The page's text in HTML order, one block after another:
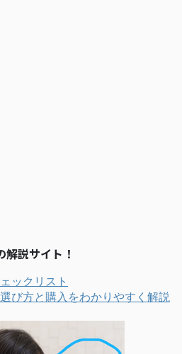
説サイト！
ックリスト
び方と購入をわかりやすく解説